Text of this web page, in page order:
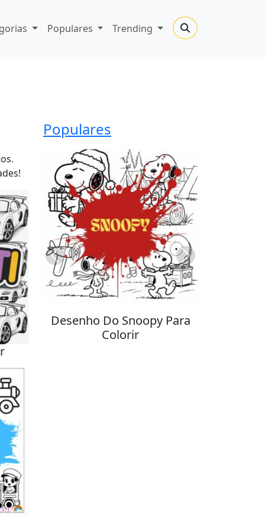
Populares Trending
Populares
Desenho Do Snoopy Para
Colorir
Previous Next